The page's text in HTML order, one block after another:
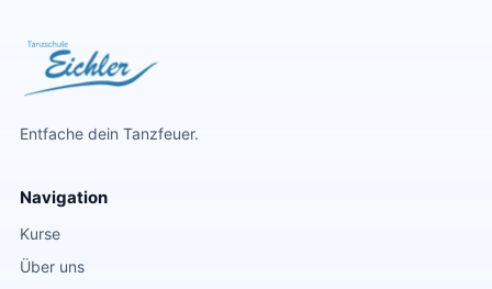
Entfache dein Tanzfeuer.
Navigation
Kurse
Über uns